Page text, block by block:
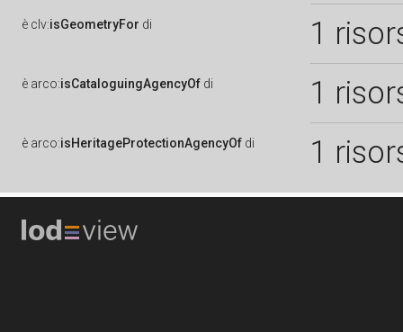
è clv:isGeometryFor di 1
è arco:isCataloguingAgencyOf di 1
è arco:isHeritageProtectionAgencyOf di 1